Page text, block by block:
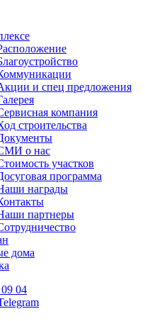
и спец предложения
компания
строительства
о нас
участков
программа
награды
партнеры
дома
04